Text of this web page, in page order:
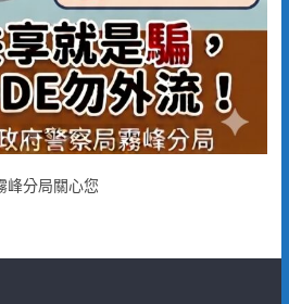
峰分局關心您